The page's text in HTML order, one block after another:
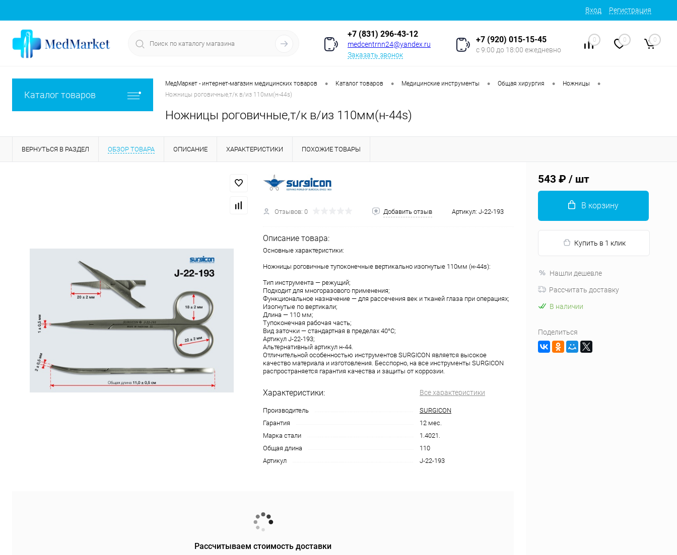
Вход Регистрация
+7 (831) 296-43-12
medcentrnn24@yandex.ru
Заказать звонок
+7 (920) 015-15-45
с 9:00 до 18:00 ежедневно
0 0 0
Каталог товаров
МедМаркет - интернет-магазин медицинских товаров • Каталог товаров • Медицинские инструменты • Общая хирургия • Ножницы •
Ножницы роговичные,т/к в/из 110мм(н-44s)
Ножницы роговичные,т/к в/из 110мм(н-44s)
ВЕРНУТЬСЯ В РАЗДЕЛ ОБЗОР ТОВАРА ОПИСАНИЕ ХАРАКТЕРИСТИКИ ПОХОЖИЕ ТОВАРЫ
Отзывов: 0 Добавить отзыв Артикул: J-22-193
Описание товара:
Основные характеристики:
Ножницы роговичные тупоконечные вертикально изогнутые 110мм (н-44s):
Тип инструмента — режущий;
Подходит для многоразового применения;
Функциональное назначение — для рассечения век и тканей глаза при операциях;
Изогнутые по вертикали;
Длина — 110 мм;
Тупоконечная рабочая часть;
Вид заточки — стандартная в пределах 40°C;
Aртикул J-22-193;
Aльтернативный артикул н-44.
Отличительной особенностью инструментов SURGICON является высокое
качество материала и изготовления. Бесспорно, на все инструменты SURGICON
распространяется гарантия качества и защиты от коррозии.
Характеристики: Все характеристики
Производитель
SURGICON
Гарантия
12 мес.
Марка стали
1.4021.
Общая длина
110
Артикул
J-22-193
Рассчитываем стоимость доставки
543 ₽ / шт
В корзину
Купить в 1 клик
Нашли дешевле
Рассчитать доставку
В наличии
Поделиться